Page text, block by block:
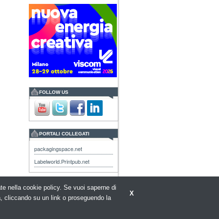
FOLLOW US
PORTALI COLLEGATI
packagingspace.net
Labelworld.Printpub.net
X
nella cookie policy. Se vuoi saperne di
cliccando su un link o proseguendo la